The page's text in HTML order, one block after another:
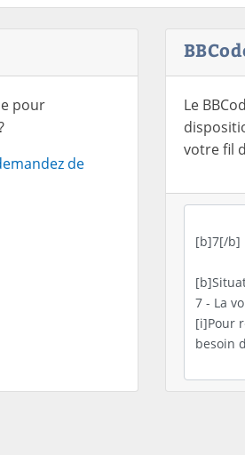
pour
de
Le
votre fil